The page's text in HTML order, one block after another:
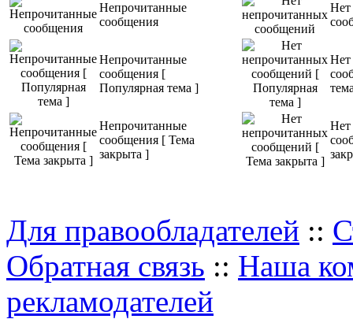
Непрочитанные
сообщения
Нет
Непрочитанные
сообщения [
Популярная тема ]
Нет
Непрочитанные
сообщения [ Тема
закрыта ]
Нет
Для правообладателей ::
Обратная связь :: Наша
рекламодателей